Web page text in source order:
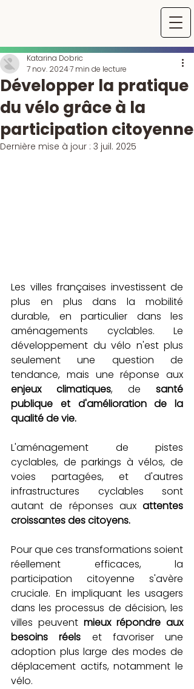
Développer la pratique
du vélo grâce à la
participation citoyenne
Katarina Dobric
7 nov. 20247 min de lecture
Dernière mise à jour : 3 juil. 2025
Les villes françaises investissent de
plus en plus dans la mobilité
durable, en particulier dans les
aménagements cyclables. Le
développement du vélo n'est plus
seulement une question de
enjeux climatiques, de santé
publique et d'amélioration de la
qualité de vie.
L'aménagement de pistes
cyclables, de parkings à vélos, de
voies partagées, et d'autres
infrastructures cyclables sont
autant de réponses aux attentes
croissantes des citoyens.
Pour que ces transformations soient
réellement efficaces, la
participation citoyenne s'avère
cruciale. En impliquant les usagers
dans les processus de décision, les
villes peuvent mieux répondre aux
besoins réels et favoriser une
adoption plus large des modes de
déplacement actifs, notamment le
vélo.